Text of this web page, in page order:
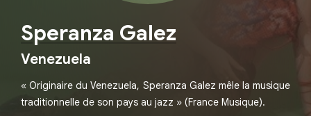
Speranza Galez
Venezuela
« Originaire du Venezuela, Speranza Galez mêle la musique
traditionnelle de son pays au jazz » (France Musique).